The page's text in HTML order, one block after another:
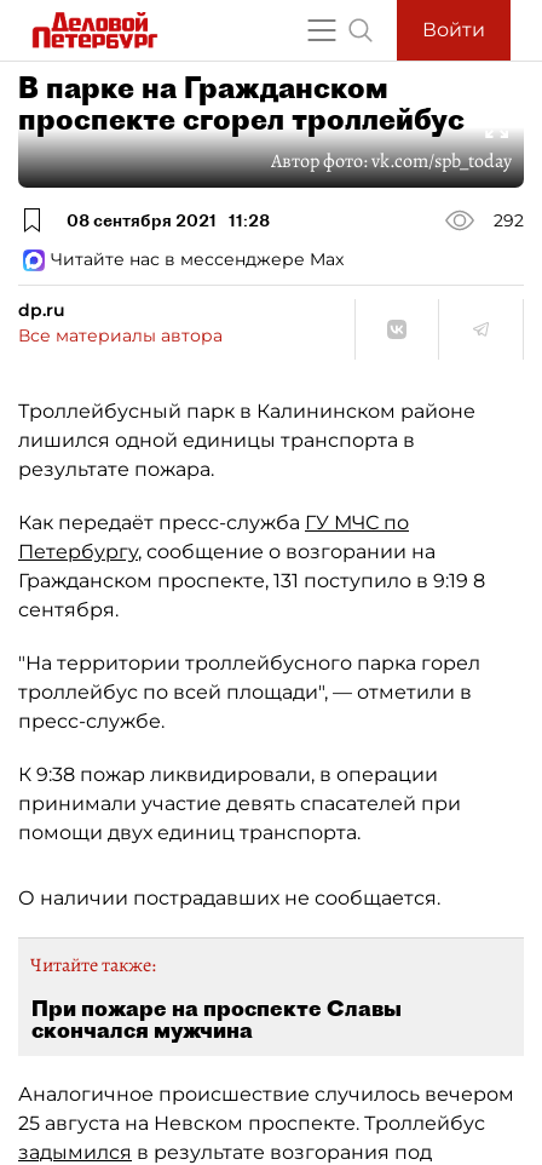
Войти
В парке на Гражданском
проспекте сгорел троллейбус
Автор фото:vk.com/spb_today
08 сентября 2021 11:28
292
Читайте нас в мессенджере Max
dp.ru
Все материалы автора
Троллейбусный парк в Калининском районе
лишился одной единицы транспорта в
результате пожара.
Как передаёт пресс-служба ГУ МЧС по
Петербургу, сообщение о возгорании на
Гражданском проспекте, 131 поступило в 9:19 8
сентября.
"На территории троллейбусного парка горел
троллейбус по всей площади", — отметили в
пресс-службе.
К 9:38 пожар ликвидировали, в операции
принимали участие девять спасателей при
помощи двух единиц транспорта.
О наличии пострадавших не сообщается.
Читайте также:
При пожаре на проспекте Славы
скончался мужчина
Аналогичное происшествие случилось вечером
25 августа на Невском проспекте. Троллейбус
задымился в результате возгорания под